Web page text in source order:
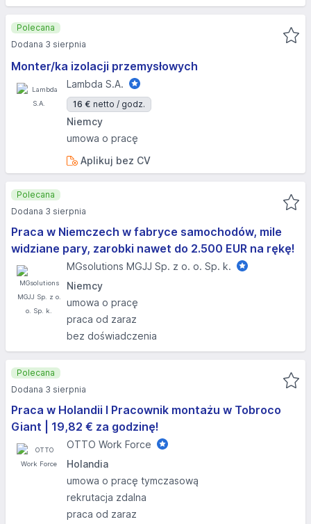
Monter/ka izolacji przemysłowych
Lambda S.A.
16 € netto / godz.
Niemcy
umowa o pracę
Aplikuj bez CV
Polecana
Dodana 3 sierpnia
Praca w Niemczech w fabryce samochodów, mile
widziane pary, zarobki nawet do 2.500 EUR na rękę!
MGsolutions MGJJ Sp. z o. o. Sp. k.
Niemcy
umowa o pracę
praca od zaraz
bez doświadczenia
Polecana
Dodana 3 sierpnia
Praca w Holandii I Pracownik montażu w Tobroco
Giant | 19,82 € za godzinę!
OTTO Work Force
Holandia
umowa o pracę tymczasową
rekrutacja zdalna
praca od zaraz
Polecana
Dodana 3 sierpnia